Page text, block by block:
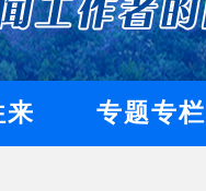
来 专题专栏